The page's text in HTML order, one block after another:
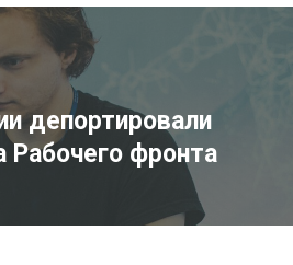
депортировали
Рабочего фронта